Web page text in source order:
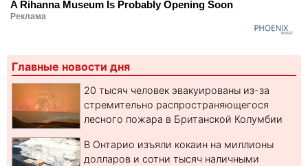
A Rihanna Museum Is Probably Opening Soon
Реклама
Главные новости дня
20 тысяч человек эвакуированы из-за
стремительно распространяющегося
лесного пожара в Британской Колумбии
В Онтарио изъяли кокаин на миллионы
долларов и сотни тысяч наличными